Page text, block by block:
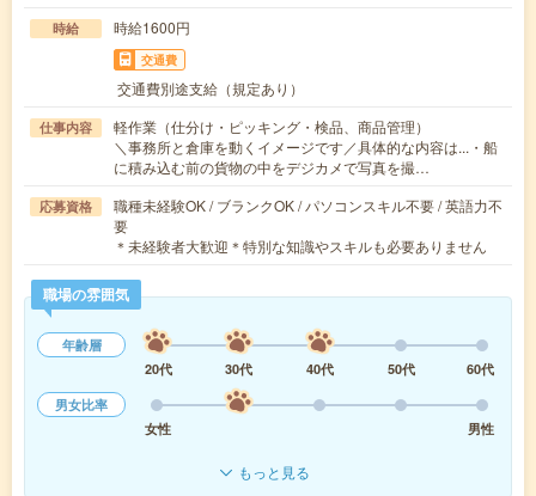
時給 時給1600円
交通費
交通費別途支給（規定あり）
仕事内容
軽作業（仕分け・ピッキング・検品、商品管理）
＼事務所と倉庫を動くイメージです／具体的な内容は...・船
に積み込む前の貨物の中をデジカメで写真を撮…
応募資格
職種未経験OK / ブランクOK / パソコンスキル不要 / 英語力不
要
＊未経験者大歓迎＊特別な知識やスキルも必要ありません
職場の雰囲気
年齢層
20代
30代 40代 50代
60代
男女比率
女性
男性
もっと見る